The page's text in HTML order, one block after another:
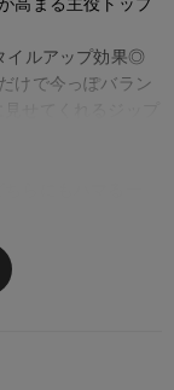
イルアップ効果◎
けで今っぽバラン
着られる万能さが